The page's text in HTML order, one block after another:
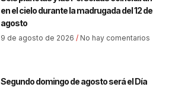
en el cielo durante la madrugada del 12 de
agosto
9 de agosto de 2026 No hay comentarios
Segundo domingo de agosto será el Día